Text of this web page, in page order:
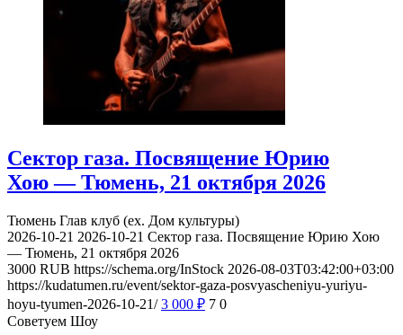
Сектор газа. Посвящение Юрию
Хою — Тюмень, 21 октября 2026
Тюмень Глав клуб (ex. Дом культуры)
2026-10-21 2026-10-21 Сектор газа. Посвящение Юрию Хою
— Тюмень, 21 октября 2026
3000 RUB https://schema.org/InStock 2026-08-03T03:42:00+03:00
https://kudatumen.ru/event/sektor-gaza-posvyascheniyu-yuriyu-
hoyu-tyumen-2026-10-21/ 3 000 ₽ 7 0
Советуем Шоу